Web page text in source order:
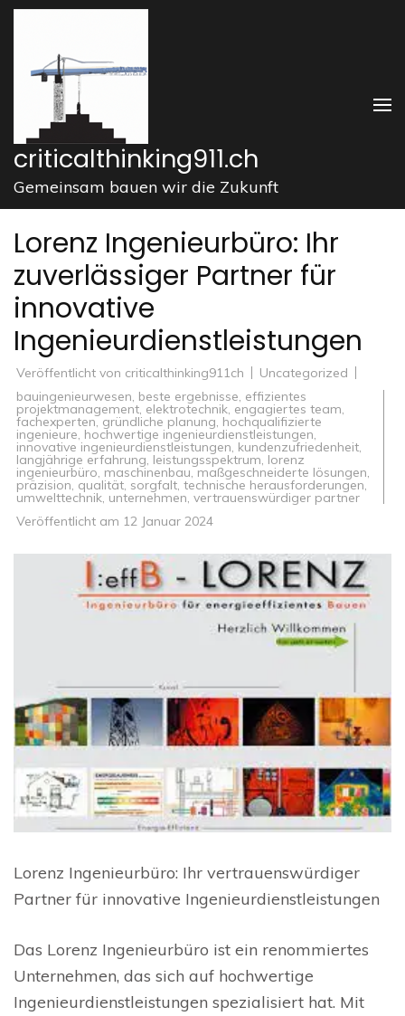
Zum
springen
drücken)
criticalthinking911.ch
Gemeinsam bauen wir die Zukunft
Lorenz Ingenieurbüro: Ihr
zuverlässiger Partner für
innovative
Ingenieurdienstleistungen
Veröffentlicht von criticalthinking911ch
Uncategorized
bauingenieurwesen, beste ergebnisse, effizientes
projektmanagement, elektrotechnik, engagiertes team,
fachexperten, gründliche planung, hochqualifizierte
ingenieure, hochwertige ingenieurdienstleistungen,
innovative ingenieurdienstleistungen, kundenzufriedenheit,
langjährige erfahrung, leistungsspektrum, lorenz
ingenieurbüro, maschinenbau,maßgeschneiderte lösungen,
präzision, qualität, sorgfalt, technische herausforderungen,
umwelttechnik, unternehmen, vertrauenswürdiger partner
Veröffentlicht am 12 Januar 2024
Lorenz Ingenieurbüro: Ihr vertrauenswürdiger
Partner für innovative Ingenieurdienstleistungen
Das Lorenz Ingenieurbüro ist ein renommiertes
Unternehmen, das sich auf hochwertige
Ingenieurdienstleistungen spezialisiert hat. Mit